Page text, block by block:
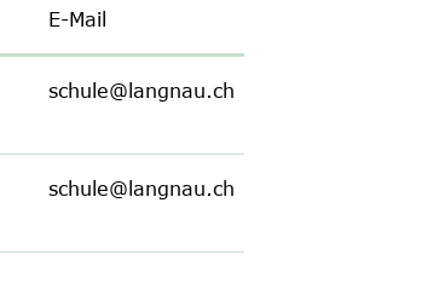
E-Mail
schule@langnau.ch
schule@langnau.ch